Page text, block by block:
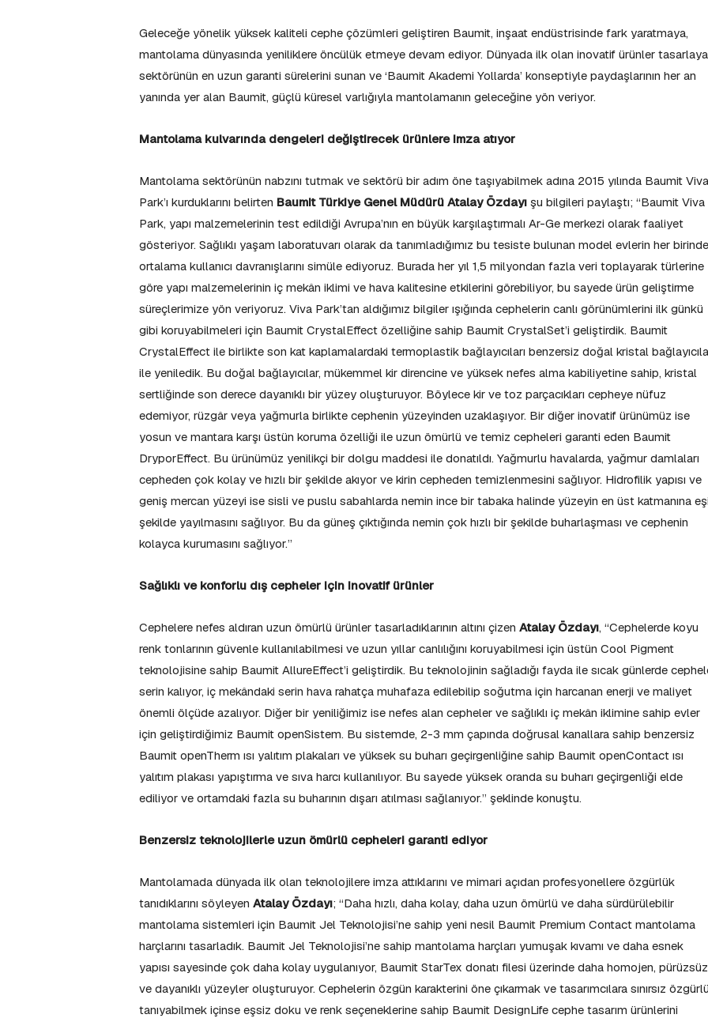
Geleceğe yönelik yüksek kaliteli cephe çözümleri geliştiren Baumit, inşaat endüstrisinde fark yaratmaya,
mantolama dünyasında yeniliklere öncülük etmeye devam ediyor. Dünyada ilk olan inovatif ürünler
sektörünün en uzun garanti sürelerini sunan ve ‘Baumit Akademi Yollarda’ konseptiyle paydaşlarının her an
yanında yer alan Baumit, güçlü küresel varlığıyla mantolamanın geleceğine yön veriyor.
Mantolama kulvarında dengeleri değiştirecek ürünlere imza atıyor
Mantolama sektörünün nabzını tutmak ve sektörü bir adım öne taşıyabilmek adına 2015 yılında Baumit Viva
Park’ı kurduklarını belirten Baumit Türkiye Genel Müdürü Atalay Özdayı şu bilgileri paylaştı; “Baumit Viva
Park, yapı malzemelerinin test edildiği Avrupa’nın en büyük karşılaştırmalı Ar-Ge merkezi olarak faaliyet
gösteriyor. Sağlıklı yaşam laboratuvarı olarak da tanımladığımız bu tesiste bulunan model evlerin her birinde
ortalama kullanıcı davranışlarını simüle ediyoruz. Burada her yıl 1,5 milyondan fazla veri toplayarak türlerine
göre yapı malzemelerinin iç mekân iklimi ve hava kalitesine etkilerini görebiliyor, bu sayede ürün geliştirme
süreçlerimize yön veriyoruz. Viva Park’tan aldığımız bilgiler ışığında cephelerin canlı görünümlerini ilk günkü
gibi koruyabilmeleri için Baumit CrystalEffect özelliğine sahip Baumit CrystalSet’i geliştirdik. Baumit
CrystalEffect ile birlikte son kat kaplamalardaki termoplastik bağlayıcıları benzersiz doğal kristal
ile yeniledik. Bu doğal bağlayıcılar, mükemmel kir direncine ve yüksek nefes alma kabiliyetine sahip, kristal
sertliğinde son derece dayanıklı bir yüzey oluşturuyor. Böylece kir ve toz parçacıkları cepheye nüfuz
edemiyor, rüzgâr veya yağmurla birlikte cephenin yüzeyinden uzaklaşıyor. Bir diğer inovatif ürünümüz ise
yosun ve mantara karşı üstün koruma özelliği ile uzun ömürlü ve temiz cepheleri garanti eden Baumit
DryporEffect. Bu ürünümüz yenilikçi bir dolgu maddesi ile donatıldı. Yağmurlu havalarda, yağmur damlaları
cepheden çok kolay ve hızlı bir şekilde akıyor ve kirin cepheden temizlenmesini sağlıyor. Hidrofilik yapısı ve
geniş mercan yüzeyi ise sisli ve puslu sabahlarda nemin ince bir tabaka halinde yüzeyin en üst katmanına
şekilde yayılmasını sağlıyor. Bu da güneş çıktığında nemin çok hızlı bir şekilde buharlaşması ve cephenin
kolayca kurumasını sağlıyor.”
Sağlıklı ve konforlu dış cepheler için inovatif ürünler
Cephelere nefes aldıran uzun ömürlü ürünler tasarladıklarının altını çizen Atalay Özdayı, “Cephelerde koyu
renk tonlarının güvenle kullanılabilmesi ve uzun yıllar canlılığını koruyabilmesi için üstün Cool Pigment
teknolojisine sahip Baumit AllureEffect’i geliştirdik. Bu teknolojinin sağladığı fayda ile sıcak günlerde
serin kalıyor, iç mekândaki serin hava rahatça muhafaza edilebilip soğutma için harcanan enerji ve maliyet
önemli ölçüde azalıyor. Diğer bir yeniliğimiz ise nefes alan cepheler ve sağlıklı iç mekân iklimine sahip evler
için geliştirdiğimiz Baumit openSistem. Bu sistemde, 2-3 mm çapında doğrusal kanallara sahip benzersiz
Baumit openTherm ısı yalıtım plakaları ve yüksek su buharı geçirgenliğine sahip Baumit openContact ısı
yalıtım plakası yapıştırma ve sıva harcı kullanılıyor. Bu sayede yüksek oranda su buharı geçirgenliği elde
ediliyor ve ortamdaki fazla su buharının dışarı atılması sağlanıyor.” şeklinde konuştu.
Benzersiz teknolojilerle uzun ömürlü cepheleri garanti ediyor
Mantolamada dünyada ilk olan teknolojilere imza attıklarını ve mimari açıdan profesyonellere özgürlük
tanıdıklarını söyleyen Atalay Özdayı; “Daha hızlı, daha kolay, daha uzun ömürlü ve daha sürdürülebilir
mantolama sistemleri için Baumit Jel Teknolojisi’ne sahip yeni nesil Baumit Premium Contact mantolama
harçlarını tasarladık. Baumit Jel Teknolojisi’ne sahip mantolama harçları yumuşak kıvamı ve daha esnek
yapısı sayesinde çok daha kolay uygulanıyor, Baumit StarTex donatı filesi üzerinde daha homojen, pürüzsüz
ve dayanıklı yüzeyler oluşturuyor. Cephelerin özgün karakterini öne çıkarmak ve tasarımcılara sınırsız
tanıyabilmek içinse eşsiz doku ve renk seçeneklerine sahip Baumit DesignLife cephe tasarım ürünlerini